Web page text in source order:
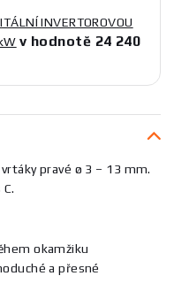
INVERTOROVOU
v hodnotě 24 240
pravé ø 3 – 13 mm.
okamžiku
a přesné